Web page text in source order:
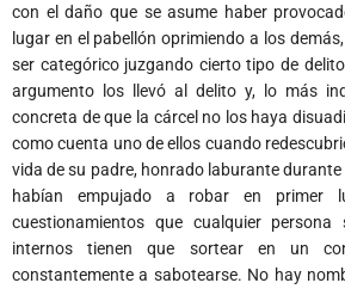
con el daño que se asume haber
lugar en el pabellón oprimiendo a los
ser categórico juzgando cierto tipo de
argumento los llevó al delito y, lo más
concreta de que la cárcel no los haya
como cuenta uno de ellos cuando
vida de su padre, honrado laburante
habían empujado a robar en primer
cuestionamientos que cualquier
internos tienen que sortear en un
constantemente a sabotearse. No hay